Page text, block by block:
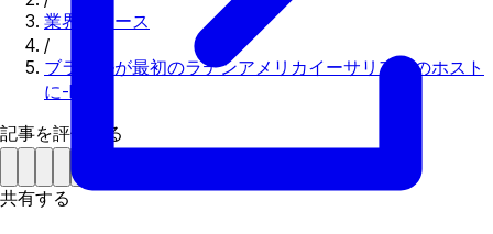
業界ニュース
/
ブラジルが最初のラテンアメリカイーサリアムのホスト
に-ETF
記事を評価する
共有する